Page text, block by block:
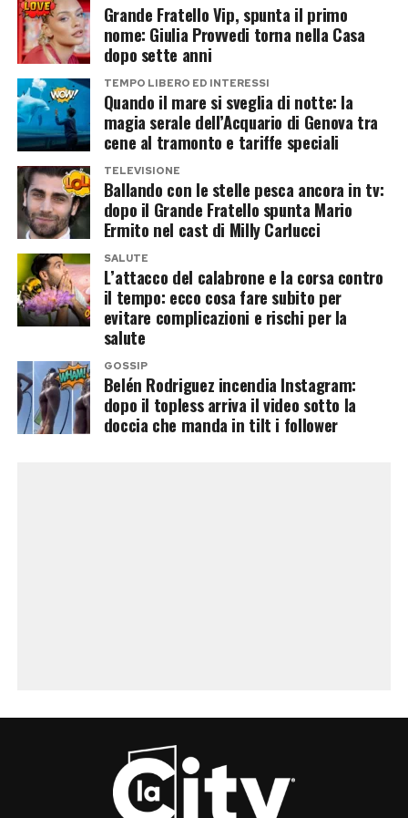
Grande Fratello Vip, spunta il primo
nome: Giulia Provvedi torna nella Casa
dopo sette anni
TEMPO LIBERO ED INTERESSI
Quando il mare si sveglia di notte: la
magia serale dell’Acquario di Genova tra
cene al tramonto e tariffe speciali
TELEVISIONE
Ballando con le stelle pesca ancora in tv:
dopo il Grande Fratello spunta Mario
Ermito nel cast di Milly Carlucci
SALUTE
L’attacco del calabrone e la corsa contro
il tempo: ecco cosa fare subito per
evitare complicazioni e rischi per la
salute
GOSSIP
Belén Rodriguez incendia Instagram:
dopo il topless arriva il video sotto la
doccia che manda in tilt i follower